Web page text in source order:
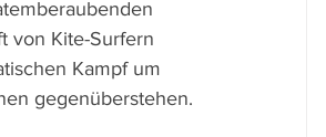
von Kite-Surfern
Kampf um
gegenüberstehen.